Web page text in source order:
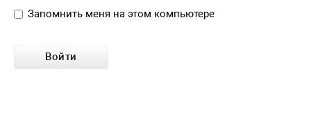
Запомнить меня на этом компьютере